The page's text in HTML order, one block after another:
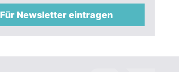
Für Newsletter eintragen